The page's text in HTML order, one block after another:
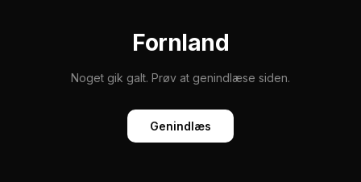
Fornland
Noget gik galt. Prøv at genindlæse siden.
Genindlæs